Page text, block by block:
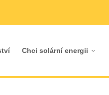
Chci solární energii